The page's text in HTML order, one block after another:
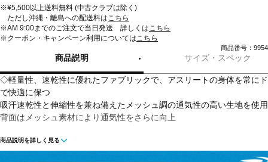
※¥5,500以上送料無料 (中古クラブは除く)
ただし沖縄・離島への配送料はこちら
※AM 9:00までのご注文で当日発送 詳しくはこちら
※クーポン・キャンペーン利用についてはこちら
商品番号：
商品説明 サイズ・スペック
◇軽量性、速乾性に優れたファブリックで、アスリートの身体を常に
で快適に保つ
吸汗速乾性と伸縮性を兼ね備えたメッシュ調の通気性の高い生地を使用
背面はメッシュ素材により通気性をさらに向上
■カラー(メーカー表記)：
商品説明を詳しく見る